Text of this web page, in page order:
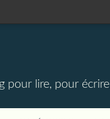
pour lire, pour